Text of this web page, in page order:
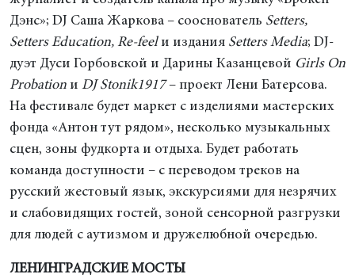
Дэнс»; DJ Саша Жаркова – сооснователь Setters,
Setters Education, Re-feelи издания Setters Media; DJ-
дуэт Дуси Горбовской и Дарины Казанцевой Girls On
Probation и DJ Stonik1917– проект Лени Батерсова.
На фестивале будет маркет с изделиями мастерских
фонда «Антон тут рядом», несколько музыкальных
сцен, зоны фудкорта и отдыха. Будет работать
команда доступности – с переводом треков на
русский жестовый язык, экскурсиями для незрячих
и слабовидящих гостей, зоной сенсорной разгрузки
для людей с аутизмом и дружелюбной очередью.
ЛЕНИНГРАДСКИЕ МОСТЫ